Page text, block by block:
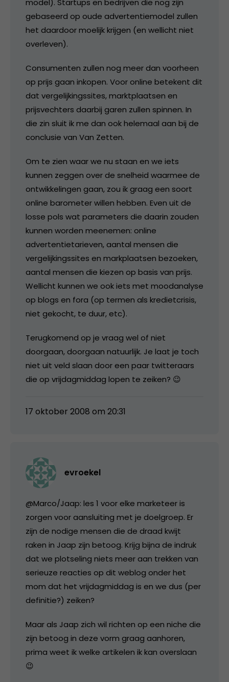
gebaseerd op oude advertentiemodel zullen
het daardoor moelijk krijgen (en wellicht niet
overleven).
Consumenten zullen nog meer dan voorheen
op prijs gaan inkopen. Voor online betekent dit
dat vergelijkingssites, marktplaatsen en
prijsvechters daarbij garen zullen spinnen. In
die zin sluit ik me dan ook helemaal aan bij de
conclusie van Van Zetten.
Om te zien waar we nu staan en we iets
kunnen zeggen over de snelheid waarmee de
ontwikkelingen gaan, zou ik graag een soort
online barometer willen hebben. Even uit de
losse pols wat parameters die daarin zouden
kunnen worden meenemen: online
advertentietarieven, aantal mensen die
vergelijkingssites en markplaatsen bezoeken,
aantal mensen die kiezen op basis van prijs.
Wellicht kunnen we ook iets met moodanalyse
op blogs en fora (op termen als kredietcrisis,
niet gekocht, te duur, etc).
Terugkomend op je vraag wel of niet
doorgaan, doorgaan natuurlijk. Je laat je toch
niet uit veld slaan door een paar twitteraars
die op vrijdagmiddag lopen te zeiken? 😉
17 oktober 2008 om 20:31
evroekel
@Marco/Jaap: les 1 voor elke marketeer is
zorgen voor aansluiting met je doelgroep. Er
zijn de nodige mensen die de draad kwijt
raken in Jaap zijn betoog. Krijg bijna de indruk
dat we plotseling niets meer aan trekken van
serieuze reacties op dit weblog onder het
mom dat het vrijdagmiddag is en we dus (per
definitie?) zeiken?
Maar als Jaap zich wil richten op een niche die
zijn betoog in deze vorm graag aanhoren,
prima weet ik welke artikelen ik kan overslaan
😉